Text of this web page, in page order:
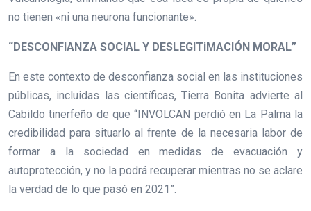
no tienen «ni una neurona funcionante».
“DESCONFIANZA SOCIAL Y DESLEGITiMACIÓN MORAL”
En este contexto de desconfianza social en las instituciones
públicas, incluidas las científicas, Tierra Bonita advierte al
Cabildo tinerfeño de que “INVOLCAN perdió en La Palma la
credibilidad para situarlo al frente de la necesaria labor de
formar a la sociedad en medidas de evacuación y
autoprotección, y no la podrá recuperar mientras no se aclare
la verdad de lo que pasó en 2021”.